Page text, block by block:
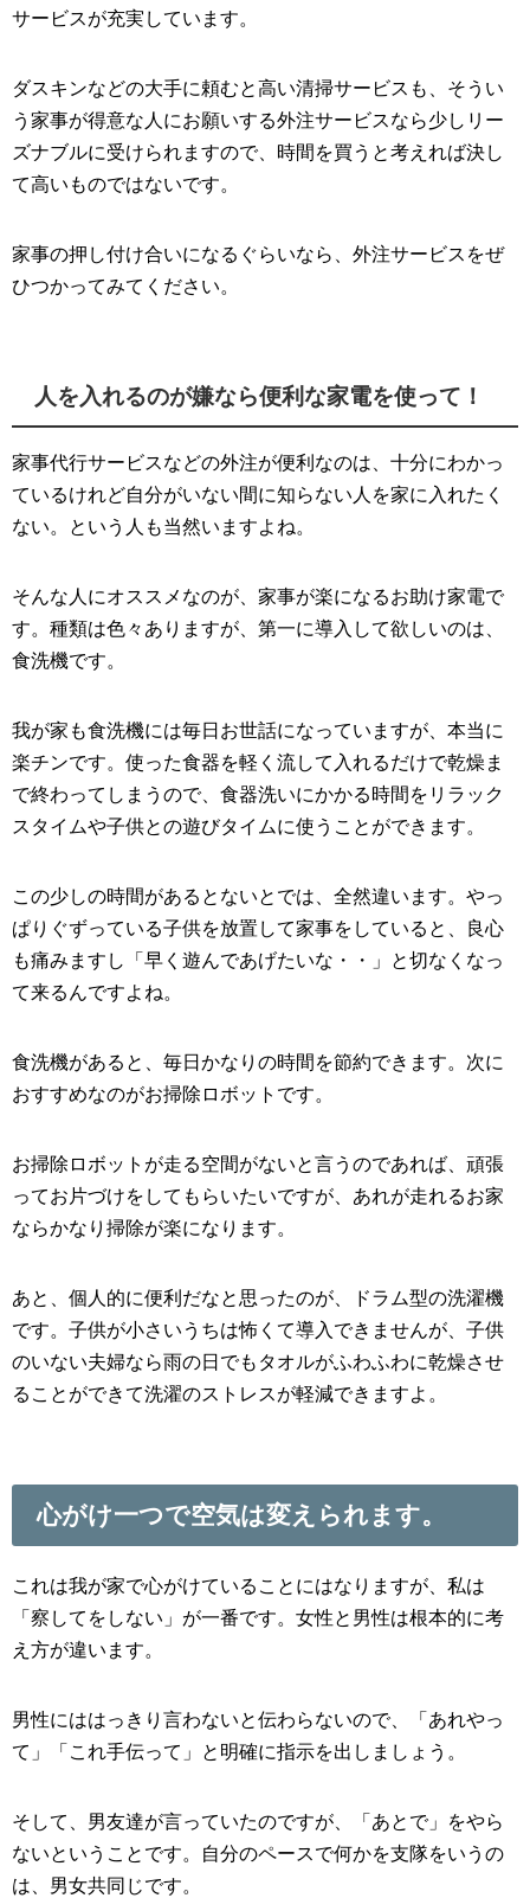
サービスが充実しています。
ダスキンなどの大手に頼むと高い清掃サービスも、そうい
う家事が得意な人にお願いする外注サービスなら少しリー
ズナブルに受けられますので、時間を買うと考えれば決し
て高いものではないです。
家事の押し付け合いになるぐらいなら、外注サービスをぜ
ひつかってみてください。
人を入れるのが嫌なら便利な家電を使って！
家事代行サービスなどの外注が便利なのは、十分にわかっ
ているけれど自分がいない間に知らない人を家に入れたく
ない。という人も当然いますよね。
そんな人にオススメなのが、家事が楽になるお助け家電で
す。種類は色々ありますが、第一に導入して欲しいのは、
食洗機です。
我が家も食洗機には毎日お世話になっていますが、本当に
楽チンです。使った食器を軽く流して入れるだけで乾燥ま
で終わってしまうので、食器洗いにかかる時間をリラック
スタイムや子供との遊びタイムに使うことができます。
この少しの時間があるとないとでは、全然違います。やっ
ぱりぐずっている子供を放置して家事をしていると、良心
も痛みますし「早く遊んであげたいな・・」と切なくなっ
て来るんですよね。
食洗機があると、毎日かなりの時間を節約できます。次に
おすすめなのがお掃除ロボットです。
お掃除ロボットが走る空間がないと言うのであれば、頑張
ってお片づけをしてもらいたいですが、あれが走れるお家
ならかなり掃除が楽になります。
あと、個人的に便利だなと思ったのが、ドラム型の洗濯機
です。子供が小さいうちは怖くて導入できませんが、子供
のいない夫婦なら雨の日でもタオルがふわふわに乾燥させ
ることができて洗濯のストレスが軽減できますよ。
心がけ一つで空気は変えられます。
これは我が家で心がけていることにはなりますが、私は
「察してをしない」が一番です。女性と男性は根本的に考
え方が違います。
男性にははっきり言わないと伝わらないので、「あれやっ
て」「これ手伝って」と明確に指示を出しましょう。
そして、男友達が言っていたのですが、「あとで」をやら
ないということです。自分のペースで何かを支隊をいうの
は、男女共同じです。